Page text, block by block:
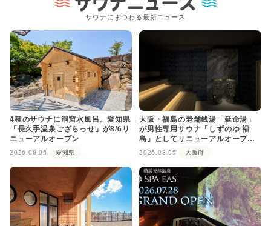
サウナにまつわる最新ニュース
4種のサウナに洞窟水風呂。愛知県
「長久手温泉ござらっせ」が8/6リ
ニューアルオープン
2026.08.06 愛知県
大阪・福島の老舗銭湯「延命湯」
が男性専用サウナ「しずのゆ 福
島」としてリニューアルオープ
2026.08.05 大阪府